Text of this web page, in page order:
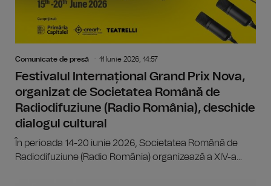
Comunicate de presă 11 Iunie 2026, 14:57
Festivalul Internațional Grand Prix Nova,
organizat de Societatea Română de
Radiodifuziune (Radio România), deschide
dialogul cultural
În perioada 14-20 iunie 2026, Societatea Română de
Radiodifuziune (Radio România) organizează a XIV-a...